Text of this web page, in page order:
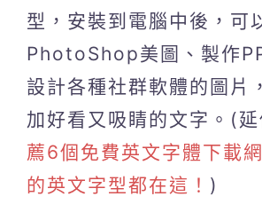
型，安裝到電腦中後，可
PhotoShop美圖、製作
設計各種社群軟體的圖片
加好看又吸睛的文字。(延
薦6個免費英文字體下載
的英文字型都在這！ )